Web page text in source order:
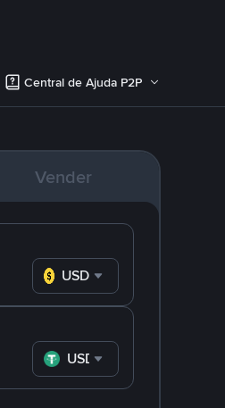
Central de Ajuda P2P
Vender
USD
USDT